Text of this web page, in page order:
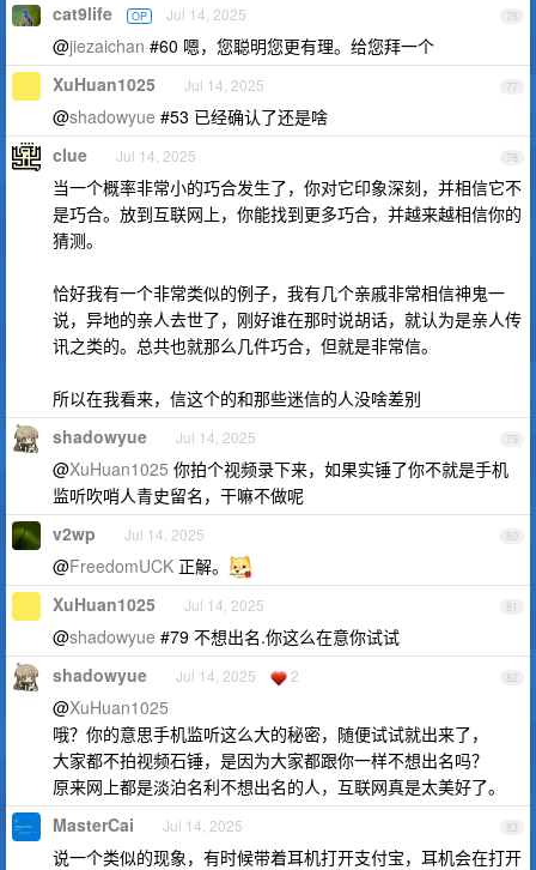
76
cat9life OP Jul 14, 2025
@jiezaichan #60 嗯，您聪明您更有理。给您拜一个
77
XuHuan1025 Jul 14, 2025
@shadowyue #53 已经确认了还是啥
78
clue Jul 14, 2025
当一个概率非常小的巧合发生了，你对它印象深刻，并相信它不
是巧合。放到互联网上，你能找到更多巧合，并越来越相信你的
猜测。
恰好我有一个非常类似的例子，我有几个亲戚非常相信神鬼一
说，异地的亲人去世了，刚好谁在那时说胡话，就认为是亲人传
讯之类的。总共也就那么几件巧合，但就是非常信。
所以在我看来，信这个的和那些迷信的人没啥差别
79
shadowyue Jul 14, 2025
@XuHuan1025 你拍个视频录下来，如果实锤了你不就是手机
监听吹哨人青史留名，干嘛不做呢
80
v2wp Jul 14, 2025
@FreedomUCK 正解。
81
XuHuan1025 Jul 14, 2025
@shadowyue #79 不想出名.你这么在意你试试
82
shadowyue Jul 14, 2025 2
@XuHuan1025
哦？你的意思手机监听这么大的秘密，随便试试就出来了，
大家都不拍视频石锤，是因为大家都跟你一样不想出名吗？
原来网上都是淡泊名利不想出名的人，互联网真是太美好了。
83
MasterCai Jul 14, 2025
说一个类似的现象，有时候带着耳机打开支付宝，耳机会在打开